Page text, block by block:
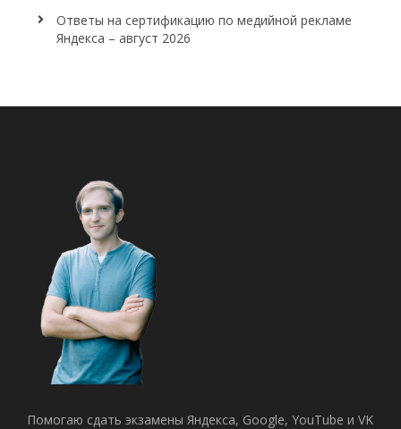
Ответы на сертификацию по медийной рекламе
Яндекса – август 2026
Помогаю сдать экзамены Яндекса, Google, YouTube и VK